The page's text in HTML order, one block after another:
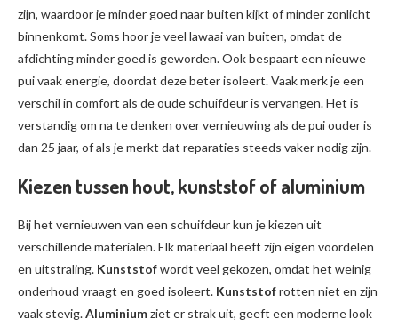
zijn, waardoor je minder goed naar buiten kijkt of minder zonlicht
binnenkomt. Soms hoor je veel lawaai van buiten, omdat de
afdichting minder goed is geworden. Ook bespaart een nieuwe
pui vaak energie, doordat deze beter isoleert. Vaak merk je een
verschil in comfort als de oude schuifdeur is vervangen. Het is
verstandig om na te denken over vernieuwing als de pui ouder is
dan 25 jaar, of als je merkt dat reparaties steeds vaker nodig zijn.
Kiezen tussen hout, kunststof of aluminium
Bij het vernieuwen van een schuifdeur kun je kiezen uit
verschillende materialen. Elk materiaal heeft zijn eigen voordelen
en uitstraling. Kunststofwordt veel gekozen, omdat het weinig
onderhoud vraagt en goed isoleert. Kunststofrotten niet en zijn
vaak stevig.Aluminiumziet er strak uit, geeft een moderne look